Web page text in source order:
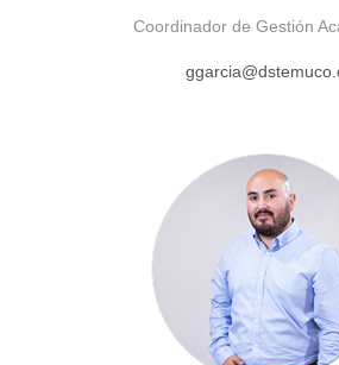
Coordinador de Gestión